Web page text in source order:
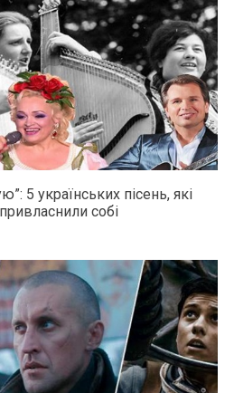
5 українських пісень, які
собі